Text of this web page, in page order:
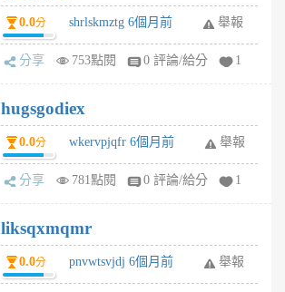
0.0分 shrlskmztg 6個月前 舉報
分享 753點閱 0 評論/給分 1
hugsgodiex
0.0分 wkervpjqfr 6個月前 舉報
分享 781點閱 0 評論/給分 1
liksqxmqmr
0.0分 pnvwtsvjdj 6個月前 舉報